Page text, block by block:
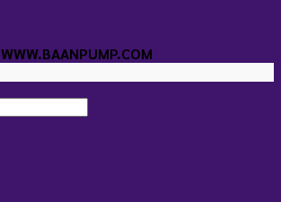
WWW.BAANPUMP.COM